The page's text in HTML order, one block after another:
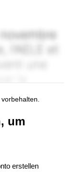
um
erstellen